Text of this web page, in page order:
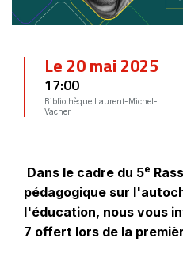
Le 20 mai 2025
17:00
Bibliothèque Laurent-Michel-
Vacher
Dans le cadre du 5e
pédagogique sur
l'éducation, nous vous
7 offert lors de la